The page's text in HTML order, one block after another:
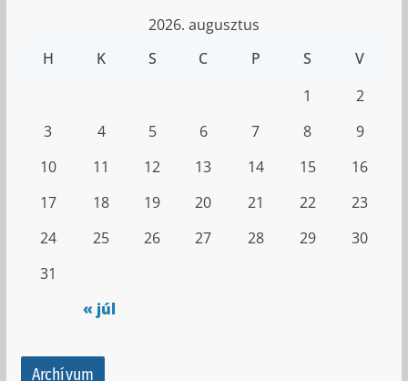
2026. augusztus
H
K S C P S V
« júl
1
2
3
4 5 6 7 8
9
10
11 12 13 14 15
16
17
18 19 20 21 22
23
24
25 26 27 28 29
30
31
Archívum